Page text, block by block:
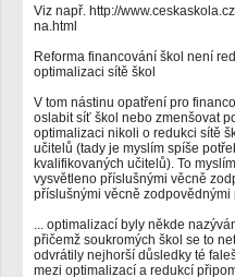
Viz např. http://
na.html
Reforma financování škol není
optimalizaci sítě škol
V tom nástinu opatření pro
oslabit síť škol nebo zmenšovat
optimalizaci nikoli o redukci sítě
učitelů (tady je myslím spíše
kvalifikovaných učitelů). To
vysvětleno příslušnými věcně
příslušnými věcně
... optimalizací byly někde
přičemž soukromých škol se to
odvrátily nejhorší důsledky té
mezi optimalizací a redukcí